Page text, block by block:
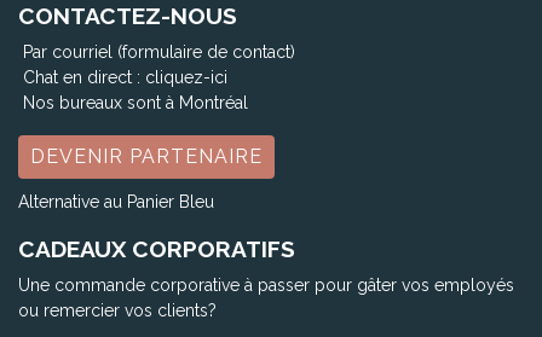
CONTACTEZ-NOUS
Par courriel (formulaire de contact)
Chat en direct : cliquez-ici
Nos bureaux sont à Montréal
DEVENIR PARTENAIRE
Alternative au Panier Bleu
CADEAUX CORPORATIFS
Une commande corporative à passer pour gâter vos employés
ou remercier vos clients?